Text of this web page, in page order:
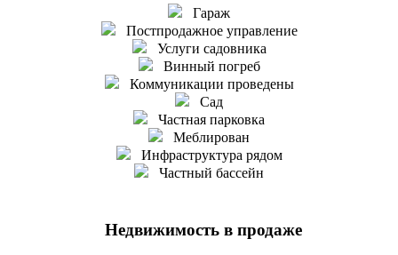
Гараж
Постпродажное управление
Услуги садовника
Винный погреб
Коммуникации проведены
Сад
Частная парковка
Меблирован
Инфраструктура рядом
Частный бассейн
Недвижимость в продаже